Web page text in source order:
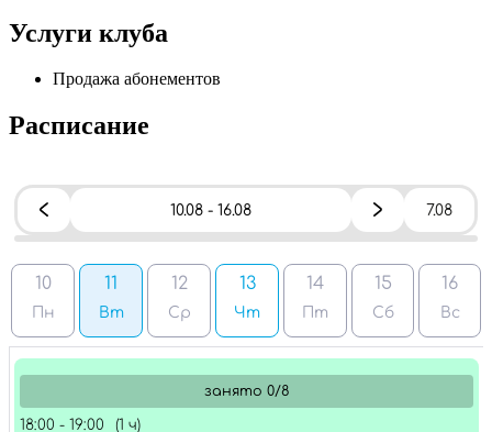
Услуги клуба
Продажа абонементов
Расписание